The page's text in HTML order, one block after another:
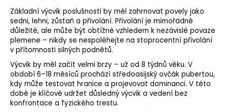
Základní výcvik poslušnosti by měl zahrnovat povely jako
sedni, lehni, zůstaň a přivolání. Přivolání je mimořádně
důležité, ale může být obtížné vzhledem k nezávislé povaze
plemene – nikdy se nespoléhejte na stoprocentní přivolání
v přítomnosti silných podnětů.
Výcvik by měl začít velmi brzy – už od 8 týdnů věku. V
období 6–18 měsíců prochází středoasijský ovčák pubertou,
kdy může testovat hranice a projevovat dominanci. V této
době je klíčové udržet důsledný výcvik a vedení bez
konfrontace a fyzického trestu.